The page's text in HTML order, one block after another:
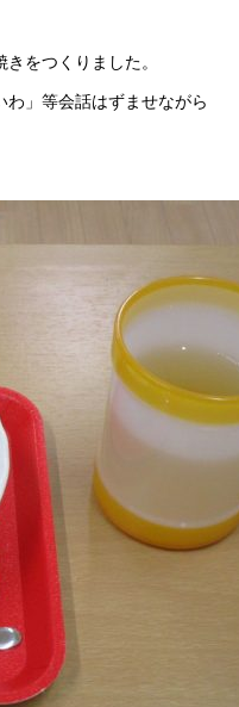
をつくりました。
」等会話はずませながら